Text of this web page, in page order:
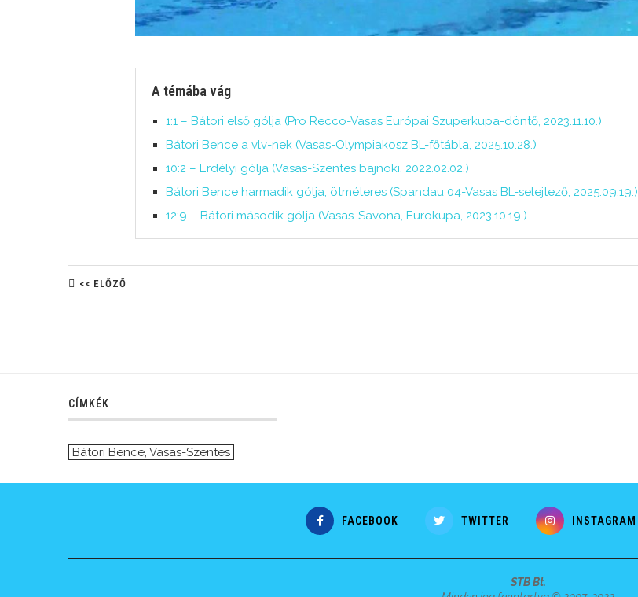
A témába vág
1:1 – Bátori első gólja (Pro Recco-Vasas Európai Szuperkupa-döntő, 2023.11.10.)
Bátori Bence a vlv-nek (Vasas-Olympiakosz BL-főtábla, 2025.10.28.)
10:2 – Erdélyi gólja (Vasas-Szentes bajnoki, 2022.02.02.)
Bátori Bence harmadik gólja, ötméteres (Spandau 04-Vasas BL-selejtező, 2025.09.19.)
12:9 – Bátori második gólja (Vasas-Savona, Eurokupa, 2023.10.19.)
<< ELŐZŐ
CÍMKÉK
Bátori Bence, Vasas-Szentes
FACEBOOK TWITTER INSTAGRAM
STB Bt.